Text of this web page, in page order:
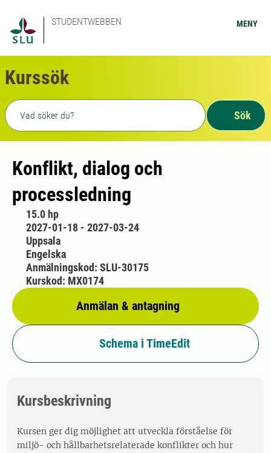
STUDENTWEBBEN MENY
Kurssök
Fritext sökning
Sök
Konflikt, dialog och
processledning
15.0 hp
2027-01-18 - 2027-03-24
Uppsala
Engelska
Anmälan & antagning
Anmälningskod: SLU-30175
Kurskod: MX0174
Schema i TimeEdit
Kursbeskrivning
Kursen ger dig möjlighet att utveckla förståelse för
miljö- och hållbarhetsrelaterade konflikter och hur